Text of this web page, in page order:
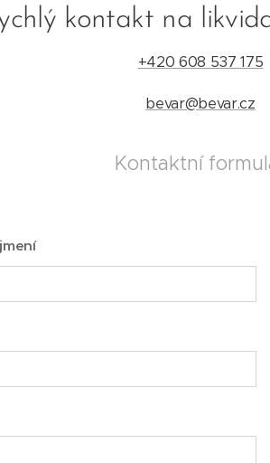
kontakt na
+420 608 537 175
bevar@bevar.cz
Kontaktní